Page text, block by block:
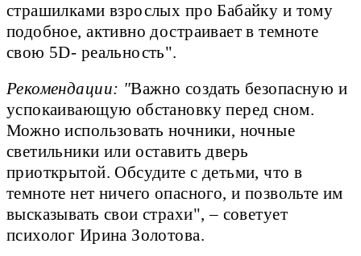
страшилками взрослых про Бабайку и тому
подобное, активно достраивает в темноте
свою 5D- реальность".
Рекомендации: "Важно создать безопасную и
успокаивающую обстановку перед сном.
Можно использовать ночники, ночные
светильники или оставить дверь
приоткрытой. Обсудите с детьми, что в
темноте нет ничего опасного, и позвольте им
высказывать свои страхи", – советует
психолог Ирина Золотова.